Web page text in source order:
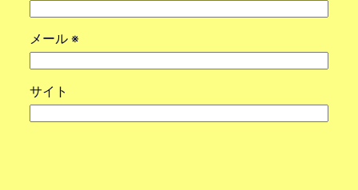
メール ※
サイト